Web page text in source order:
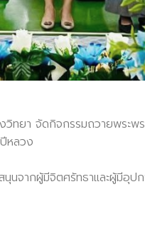
ทยา จัดกิจกรรมถวายพระพร
หลวง
นจากผู้มีจิตศรัทธาและผู้มีอุป